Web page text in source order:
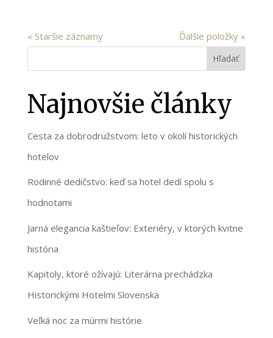
« Staršie záznamy Ďalšie položky »
Hľadať
Najnovšie články
Cesta za dobrodružstvom: leto v okolí historických
hotelov
Rodinné dedičstvo: keď sa hotel dedí spolu s
hodnotami
Jarná elegancia kaštieľov: Exteriéry, v ktorých kvitne
história
Kapitoly, ktoré ožívajú: Literárna prechádzka
Historickými Hotelmi Slovenska
Veľká noc za múrmi histórie